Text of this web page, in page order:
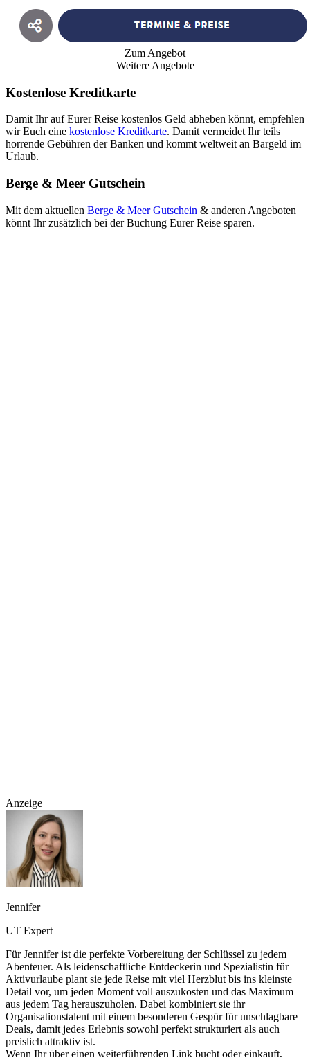
Zum Angebot
Weitere Angebote
Kostenlose Kreditkarte
Damit Ihr auf Eurer Reise kostenlos Geld abheben könnt, empfehlen
wir Euch eine kostenlose Kreditkarte. Damit vermeidet Ihr teils
horrende Gebühren der Banken und kommt weltweit an Bargeld im
Urlaub.
Berge & Meer Gutschein
Mit dem aktuellen Berge & Meer Gutschein & anderen Angeboten
könnt Ihr zusätzlich bei der Buchung Eurer Reise sparen.
Anzeige
Jennifer
UT Expert
Für Jennifer ist die perfekte Vorbereitung der Schlüssel zu jedem
Abenteuer. Als leidenschaftliche Entdeckerin und Spezialistin für
Aktivurlaube plant sie jede Reise mit viel Herzblut bis ins kleinste
Detail vor, um jeden Moment voll auszukosten und das Maximum
aus jedem Tag herauszuholen. Dabei kombiniert sie ihr
Organisationstalent mit einem besonderen Gespür für unschlagbare
Deals, damit jedes Erlebnis sowohl perfekt strukturiert als auch
preislich attraktiv ist.
Wenn Ihr über einen weiterführenden Link bucht oder einkauft,